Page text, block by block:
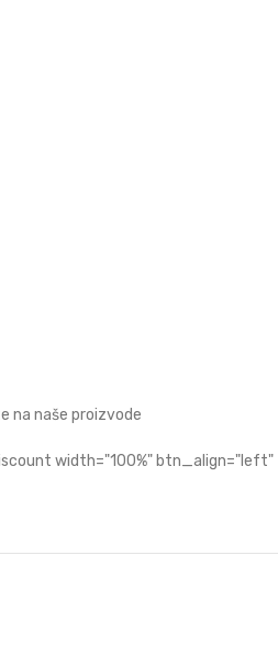
na naše proizvode
width="100%" btn_align="left"